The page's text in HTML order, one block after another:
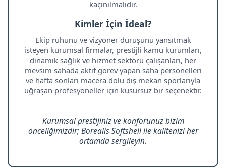
kaçınılmalıdır.
Kimler İçin İdeal?
Ekip ruhunu ve vizyoner duruşunu yansıtmak
isteyen kurumsal firmalar, prestijli kamu kurumları,
dinamik sağlık ve hizmet sektörü çalışanları, her
mevsim sahada aktif görev yapan saha personelleri
ve hafta sonları macera dolu dış mekan sporlarıyla
uğraşan profesyoneller için kusursuz bir seçenektir.
Kurumsal prestijiniz ve konforunuz bizim
önceliğimizdir; Borealis Softshell ile kalitenizi her
ortamda sergileyin.